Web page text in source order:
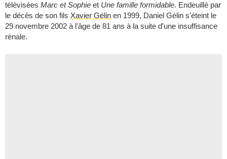
télévisées Marc et Sophie et Une famille formidable. Endeuillé par
le décès de son fils Xavier Gélin en 1999, Daniel Gélin s'éteint le
29 novembre 2002 à l'âge de 81 ans à la suite d'une insuffisance
rénale.